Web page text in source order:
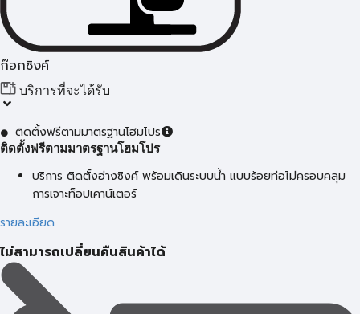
ก๊อกซิงค์
บริการที่จะได้รับ
ติดตั้งฟรีตามมาตรฐานโฮมโปร
ติดตั้งฟรีตามมาตรฐานโฮมโปร
บริการ ติดตั้งอ่างซิงค์ พร้อมเดินระบบน้ำ แบบร้อยท่อไม่ครอบคลุม
การเจาะท็อปเคาน์เตอร์
รายละเอียด
ไม่สามารถเปลี่ยนคืนสินค้าได้